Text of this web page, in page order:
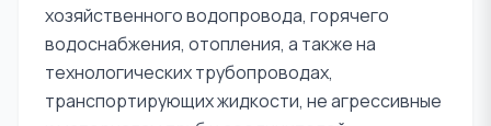
хозяйственного водопровода, горячего
водоснабжения, отопления, а также на
технологических трубопроводах,
транспортирующих жидкости, не агрессивные